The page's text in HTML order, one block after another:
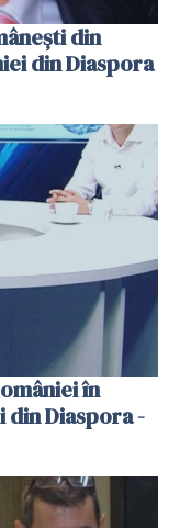
din
din Diaspora
în
din Diaspora -